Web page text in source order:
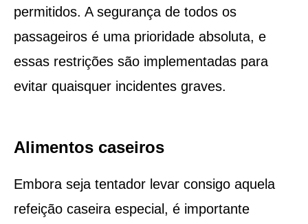
permitidos. A segurança de todos os
passageiros é uma prioridade absoluta, e
essas restrições são implementadas para
evitar quaisquer incidentes graves.
Alimentos caseiros
Embora seja tentador levar consigo aquela
refeição caseira especial, é importante